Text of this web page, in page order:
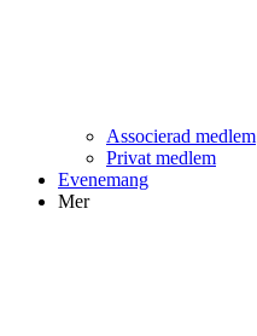
Associerad medlem
Privat medlem
Evenemang
Mer